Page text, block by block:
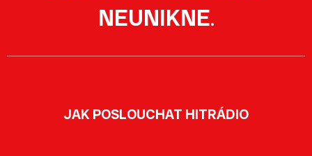
NEUNIKNE.
JAK POSLOUCHAT HITRÁDIO